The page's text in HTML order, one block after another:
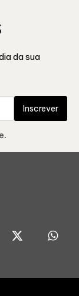
da sua
Inscrever
.